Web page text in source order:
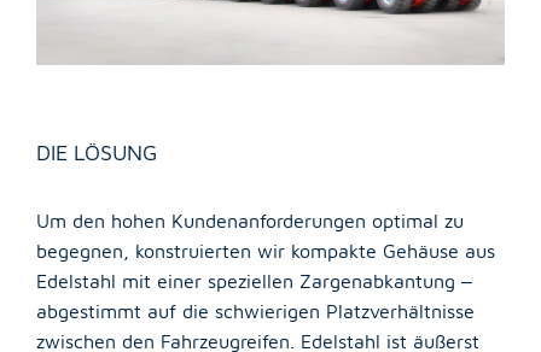
DIE LÖSUNG
Um den hohen Kundenanforderungen optimal zu
begegnen, konstruierten wir kompakte Gehäuse aus
Edelstahl mit einer speziellen Zargenabkantung –
abgestimmt auf die schwierigen Platzverhältnisse
zwischen den Fahrzeugreifen. Edelstahl ist äußerst